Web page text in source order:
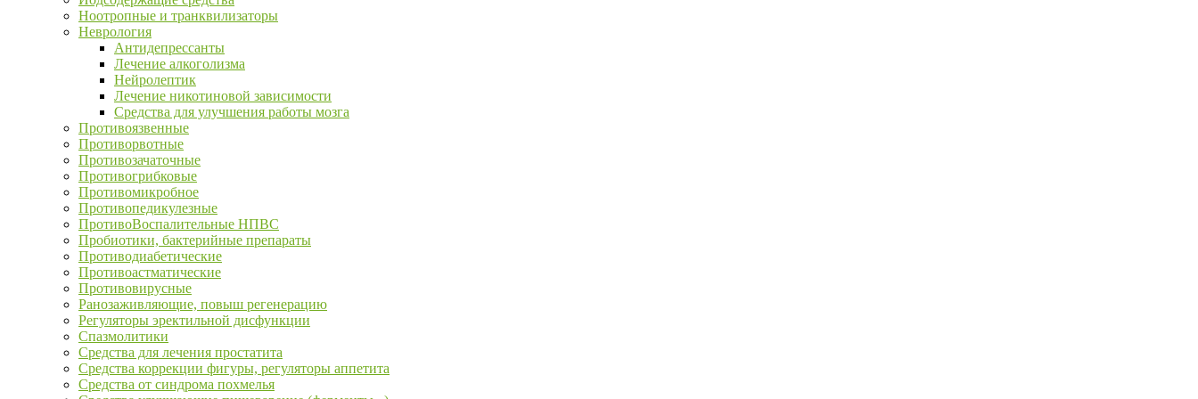
Ноотропные и транквилизаторы
Неврология
Антидепрессанты
Лечение алкоголизма
Нейролептик
Лечение никотиновой зависимости
Средства для улучшения работы мозга
Противоязвенные
Противорвотные
Противозачаточные
Противогрибковые
Противомикробное
Противопедикулезные
ПротивоВоспалительные НПВС
Пробиотики, бактерийные препараты
Противодиабетические
Противоастматические
Противовирусные
Ранозаживляющие, повыш регенерацию
Регуляторы эректильной дисфункции
Спазмолитики
Средства для лечения простатита
Средства коррекции фигуры, регуляторы аппетита
Средства от синдрома похмелья